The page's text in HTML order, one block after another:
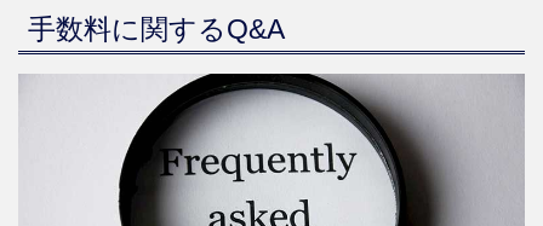
手数料に関するQ&A